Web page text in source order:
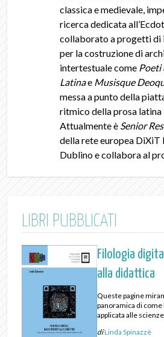
classica e medievale,
ricerca dedicata
collaborato a progetti di
per la costruzione di
intertestuale come Poeti
Latinae Musisque
messa a punto della
ritmico della prosa latina
Attualmente è Senior
della rete europea DiXiT
Dublino e collabora al
LIBRI PUBBLICATI
Filologia
alla didattica
Queste pagine
panoramica di
applicata alle
diLinda Spinazzè